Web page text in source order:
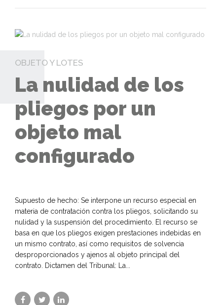
OBJETO Y LOTES
La nulidad de los
pliegos por un
objeto mal
configurado
Supuesto de hecho: Se interpone un recurso especial en
materia de contratación contra los pliegos, solicitando su
nulidad y la suspensión del procedimiento. El recurso se
basa en que los pliegos exigen prestaciones indebidas en
un mismo contrato, así como requisitos de solvencia
desproporcionados y ajenos al objeto principal del
contrato. Dictamen del Tribunal: La...